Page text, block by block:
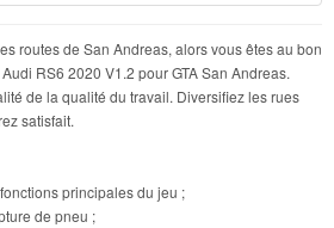
routes de San Andreas, alors vous êtes au bon
RS6 2020 V1.2 pour GTA San Andreas.
de la qualité du travail. Diversifiez les rues
satisfait.
principales du jeu ;
de pneu ;